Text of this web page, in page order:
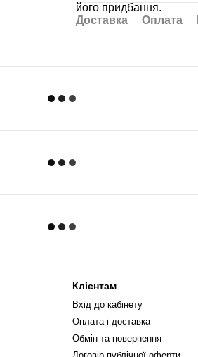
його придбання.
Доставка
Оплата
Клієнтам
Вхід до кабінету
Оплата і доставка
Обмін та повернення